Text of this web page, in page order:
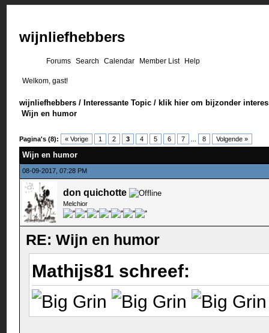
wijnliefhebbers
Forums Search Calendar Member List Help
Welkom, gast!
wijnliefhebbers / Interessante Topic / klik hier om bijzonder
Wijn en humor
Pagina's (8): « Vorige 1 2 3 4 5 6 7 8 Volgende »
Wijn en humor
08-09-2017, 07:28 PM
don quichotte
Melchior
RE: Wijn en humor
Mathijs81 schreef: